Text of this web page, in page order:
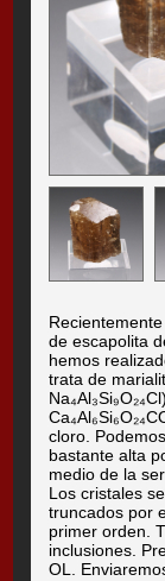
de escapolita
hemos
trata de
cloro.
bastante alta
medio de la
Los cristales
truncados por
primer orden.
inclusiones.
OL.